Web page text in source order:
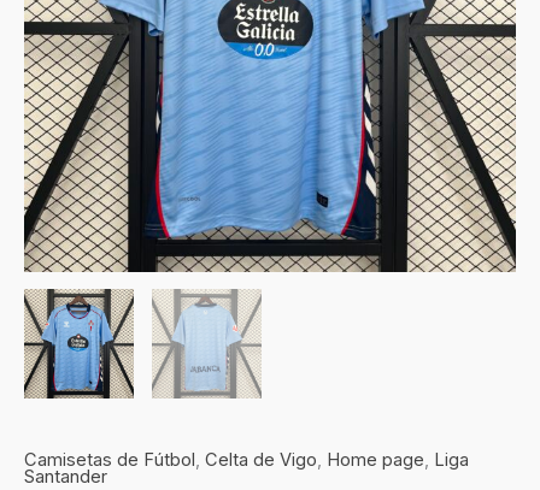
Camisetas de Fútbol, Celta de Vigo, Home page, Liga
Santander
cantidad